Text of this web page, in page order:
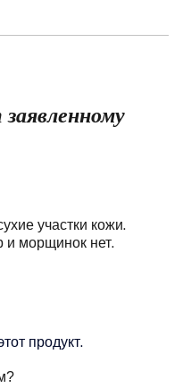
участки кожи.
и морщинок нет.
Нет
продукт.